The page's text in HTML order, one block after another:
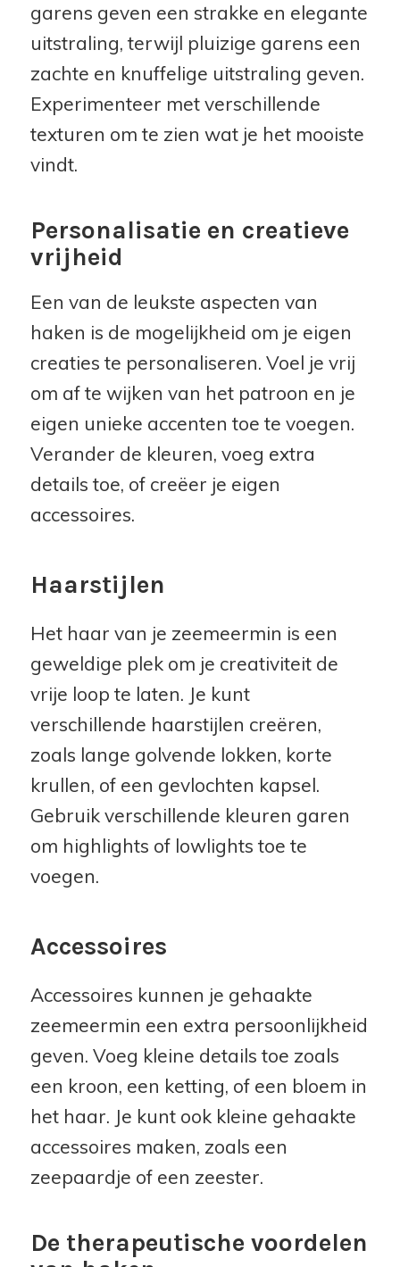
garens geven een strakke en elegante
uitstraling, terwijl pluizige garens een
zachte en knuffelige uitstraling geven.
Experimenteer met verschillende
texturen om te zien wat je het mooiste
vindt.
Personalisatie en creatieve
vrijheid
Een van de leukste aspecten van
haken is de mogelijkheid om je eigen
creaties te personaliseren. Voel je vrij
om af te wijken van het patroon en je
eigen unieke accenten toe te voegen.
Verander de kleuren, voeg extra
details toe, of creëer je eigen
accessoires.
Haarstijlen
Het haar van je zeemeermin is een
geweldige plek om je creativiteit de
vrije loop te laten. Je kunt
verschillende haarstijlen creëren,
zoals lange golvende lokken, korte
krullen, of een gevlochten kapsel.
Gebruik verschillende kleuren garen
om highlights of lowlights toe te
voegen.
Accessoires
Accessoires kunnen je gehaakte
zeemeermin een extra persoonlijkheid
geven. Voeg kleine details toe zoals
een kroon, een ketting, of een bloem in
het haar. Je kunt ook kleine gehaakte
accessoires maken, zoals een
zeepaardje of een zeester.
De therapeutische voordelen